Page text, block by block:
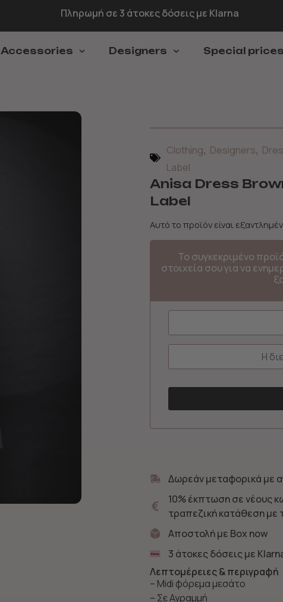
Πληρωμή σε 3 άτοκες δόσεις με Klarna
Accessories Designers Special prices
Clothing, Designers,
Label
Anisa Dress
Label
Αυτό το προϊόν είναι
Το συγκεκριμένο
στοιχεία σου για να
Δωρεάν μεταφορικά με
10% έκπτωση σε νέους
τραπεζική κατάθεση με
Αποστολή με Box now
3 άτοκες δόσεις με
Λεπτομέρειες & περιγραφή
– Midi φόρεμα μεσάτο
– Σε Αγραμμή